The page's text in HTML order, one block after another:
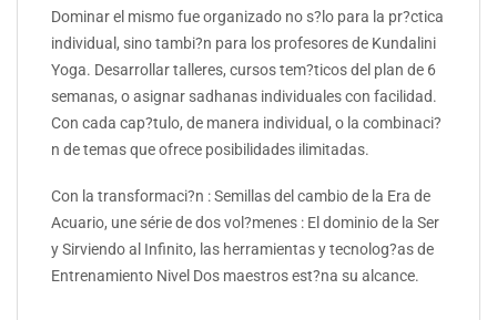
Dominar el mismo fue organizado no s?lo para la pr?ctica
individual, sino tambi?n para los profesores de Kundalini
Yoga. Desarrollar talleres, cursos tem?ticos del plan de 6
semanas, o asignar sadhanas individuales con facilidad.
Con cada cap?tulo, de manera individual, o la combinaci?
n de temas que ofrece posibilidades ilimitadas.
Con la transformaci?n : Semillas del cambio de la Era de
Acuario, une série de dos vol?menes : El dominio de la Ser
y Sirviendo al Infinito, las herramientas y tecnolog?as de
Entrenamiento Nivel Dos maestros est?na su alcance.